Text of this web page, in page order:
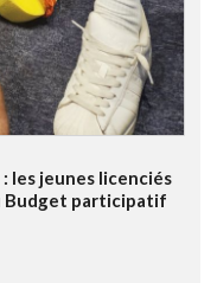
les jeunes licenciés
Budget participatif